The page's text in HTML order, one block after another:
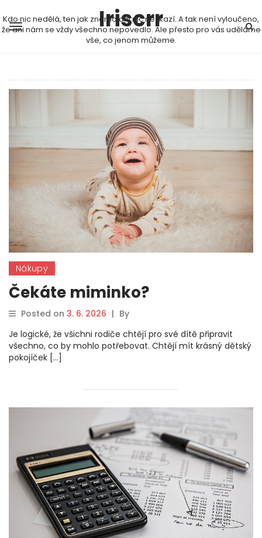
Iriscrr
Kdo nic nedělá, ten jak známo ani nic nezkazí. A tak není vyloučeno,
že ani nám se vždy všechno nepovedlo. Ale přesto pro vás uděláme
vše, co jenom můžeme.
Nákupy
Čekáte miminko?
Posted on 3. 6. 2026 | By
Je logické, že všichni rodiče chtějí pro své dítě připravit
všechno, co by mohlo potřebovat. Chtějí mít krásný dětský
pokojíček […]